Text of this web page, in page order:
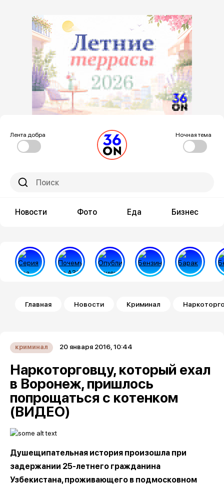
Лента добра Ночная тема
Новости Фото Еда Бизнес
Строка навигации
Главная Новости Криминал
криминал 20 января 2016, 10:44
Наркоторговцу, который ехал
в Воронеж, пришлось
попрощаться с котенком
(ВИДЕО)
Душещипательная история произошла при
задержании 25-летнего гражданина
Узбекистана, проживающего в подмосковном